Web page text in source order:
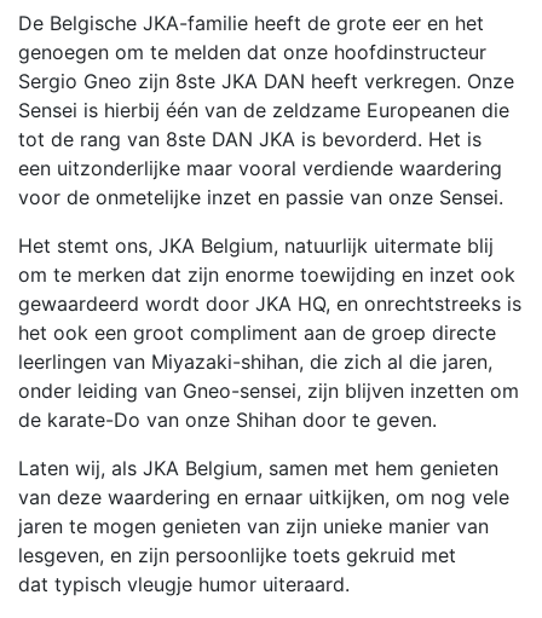
De Belgische JKA-familie heeft de grote eer en het
genoegen om te melden dat onze hoofdinstructeur
Sergio Gneo zijn 8ste JKA DAN heeft verkregen. Onze
Sensei is hierbij één van de zeldzame Europeanen die
tot de rang van 8ste DAN JKA is bevorderd. Het is
een uitzonderlijke maar vooral verdiende waardering
voor de onmetelijke inzet en passie van onze Sensei.
Het stemt ons, JKA Belgium, natuurlijk uitermate blij
om te merken dat zijn enorme toewijding en inzet ook
gewaardeerd wordt door JKA HQ, en onrechtstreeks is
het ook een groot compliment aan de groep directe
leerlingen van Miyazaki-shihan, die zich al die jaren,
onder leiding van Gneo-sensei, zijn blijven inzetten om
de karate-Do van onze Shihan door te geven.
Laten wij, als JKA Belgium, samen met hem genieten
van deze waardering en ernaar uitkijken, om nog vele
jaren te mogen genieten van zijn unieke manier van
lesgeven, en zijn persoonlijke toets gekruid met
dat typisch vleugje humor uiteraard.